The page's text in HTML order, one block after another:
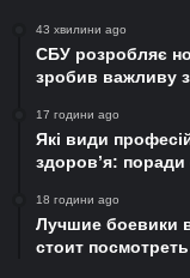
43 хвилини ago
СБУ розробляє
зробив важливу
17 години ago
Які види
здоров’я: поради
18 години ago
Лучшие боевики
стоит посмотреть